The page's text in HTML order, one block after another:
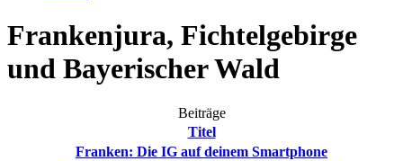
Frankenjura, Fichtelgebirge
und Bayerischer Wald
Beiträge
Titel
Franken: Die IG auf deinem Smartphone